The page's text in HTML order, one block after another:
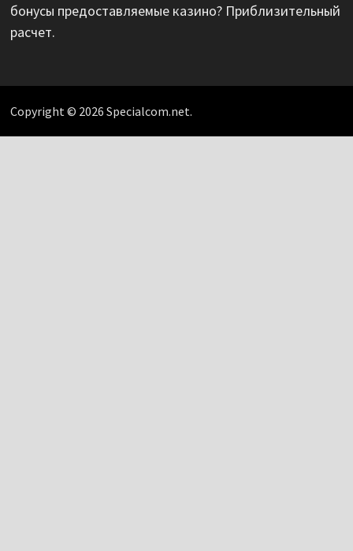
бонусы предоставляемые казино? Приблизительный
расчет.
Copyright © 2026 Specialcom.net.